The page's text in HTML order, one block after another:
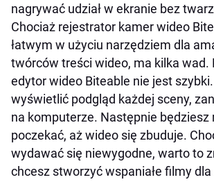
nagrywać udział w ekranie bez
Chociaż rejestrator kamer wideo
łatwym w użyciu narzędziem dla
twórców treści wideo, ma kilka wad.
edytor wideo Biteable nie jest
wyświetlić podgląd każdej sceny,
na komputerze. Następnie będziesz
poczekać, aż wideo się zbuduje.
wydawać się niewygodne, warto to
chcesz stworzyć wspaniałe filmy